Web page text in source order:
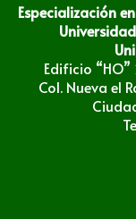
Especialización
Edificio “HO”
Col. Nueva el